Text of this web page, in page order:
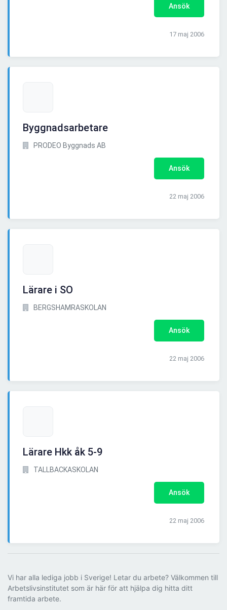
Ansök
17 maj 2006
Byggnadsarbetare
PRODEO Byggnads AB
Ansök
22 maj 2006
Lärare i SO
BERGSHAMRASKOLAN
Ansök
22 maj 2006
Lärare Hkk åk 5-9
TALLBACKASKOLAN
Ansök
22 maj 2006
Vi har alla lediga jobb i Sverige! Letar du arbete? Välkommen till
Arbetslivsinstitutet som är här för att hjälpa dig hitta ditt
framtida arbete.